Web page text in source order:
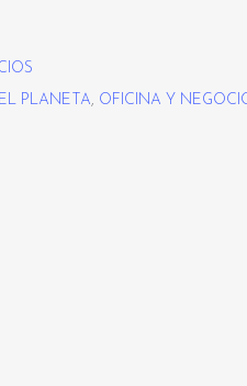
PLANETA, OFICINA Y